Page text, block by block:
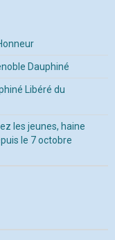
Dauphiné
Libéré du
les jeunes, haine
le 7 octobre